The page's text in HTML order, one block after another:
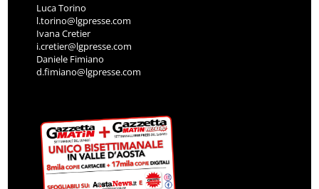
Luca Torino
l.torino@lgpresse.com
Ivana Cretier
i.cretier@lgpresse.com
Daniele Fimiano
d.fimiano@lgpresse.com